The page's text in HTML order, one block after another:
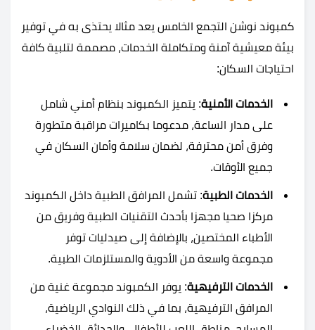
كمبوند نوشن التجمع الخامس يعد مثالا يحتذى به في توفير
بيئة معيشية آمنة ومتكاملة الخدمات، مصممة لتلبية كافة
احتياجات السكان:
الخدمات الأمنية: يتميز الكمبوند بنظام أمني شامل
على مدار الساعة، مدعوما بكاميرات مراقبة متطورة
وفرق أمن محترفة، لضمان سلامة وأمان السكان في
جميع الأوقات.
الخدمات الطبية: تشمل المرافق الطبية داخل الكمبوند
مركزا صحيا مجهزا بأحدث التقنيات الطبية وفريق من
الأطباء المختصين، بالإضافة إلى صيدليات توفر
مجموعة واسعة من الأدوية والمستلزمات الطبية.
الخدمات الترفيهية: يوفر الكمبوند مجموعة غنية من
المرافق الترفيهية، بما في ذلك النوادي الرياضية،